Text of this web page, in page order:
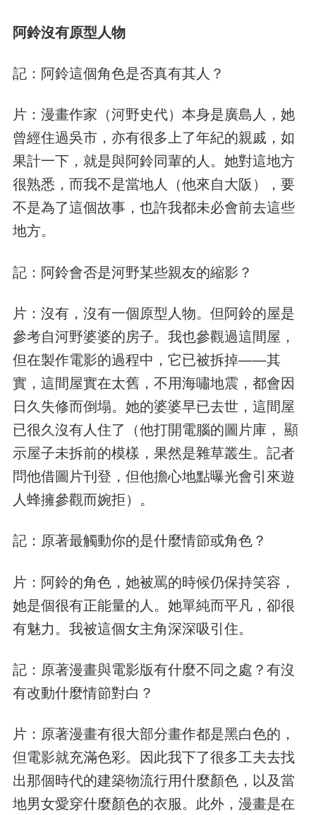
阿鈴沒有原型人物
記：阿鈴這個角色是否真有其人？
片：漫畫作家（河野史代）本身是廣島人，她
曾經住過吳市，亦有很多上了年紀的親戚，如
果計一下，就是與阿鈴同輩的人。她對這地方
很熟悉，而我不是當地人（他來自大阪），要
不是為了這個故事，也許我都未必會前去這些
地方。
記：阿鈴會否是河野某些親友的縮影？
片：沒有，沒有一個原型人物。但阿鈴的屋是
參考自河野婆婆的房子。我也參觀過這間屋，
但在製作電影的過程中，它已被拆掉——其
實，這間屋實在太舊，不用海嘯地震，都會因
日久失修而倒塌。她的婆婆早已去世，這間屋
已很久沒有人住了（他打開電腦的圖片庫， 顯
示屋子未拆前的模樣，果然是雜草叢生。記者
問他借圖片刊登，但他擔心地點曝光會引來遊
人蜂擁參觀而婉拒）。
記：原著最觸動你的是什麼情節或角色？
片：阿鈴的角色，她被罵的時候仍保持笑容，
她是個很有正能量的人。她單純而平凡，卻很
有魅力。我被這個女主角深深吸引住。
記：原著漫畫與電影版有什麼不同之處？有沒
有改動什麼情節對白？
片：原著漫畫有很大部分畫作都是黑白色的，
但電影就充滿色彩。因此我下了很多工夫去找
出那個時代的建築物流行用什麼顏色，以及當
地男女愛穿什麼顏色的衣服。此外，漫畫是在